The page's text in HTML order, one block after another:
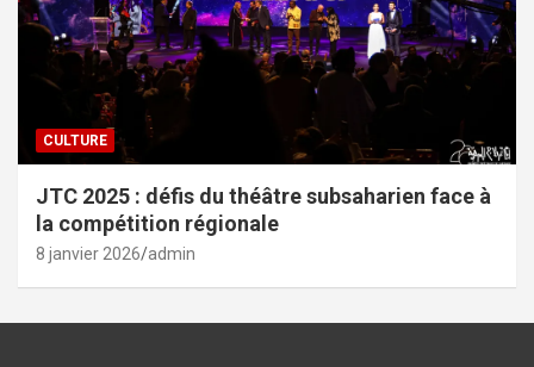
CULTURE
JTC 2025 : défis du théâtre subsaharien face à
la compétition régionale
8 janvier 2026 admin